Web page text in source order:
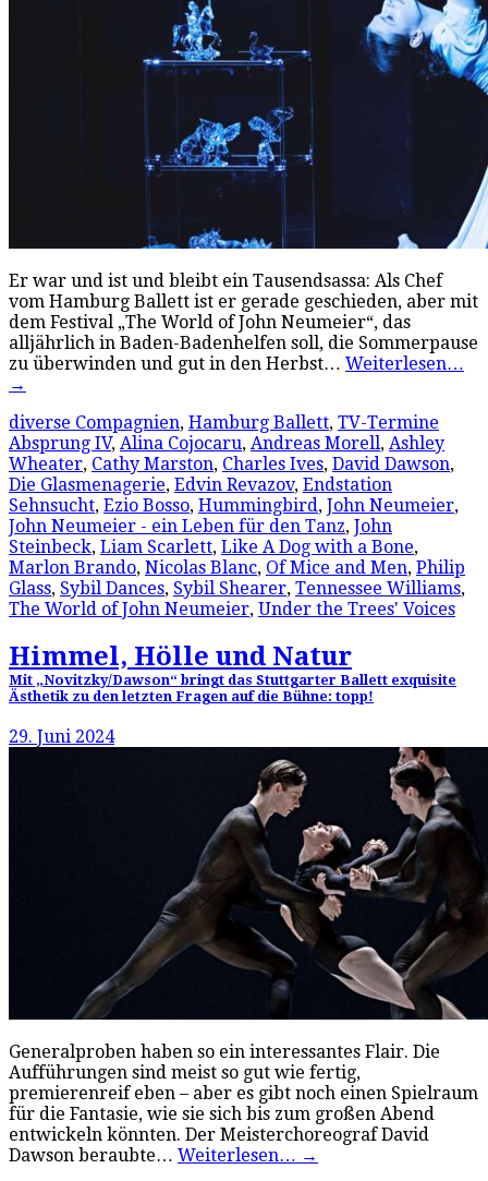
Er war und ist und bleibt ein Tausendsassa: Als Chef
vom Hamburg Ballett ist er gerade geschieden, aber mit
dem Festival „The World of John Neumeier“, das
alljährlich in Baden-Badenhelfen soll, die Sommerpause
zu überwinden und gut in den Herbst… Weiterlesen…
→
diverse Compagnien, Hamburg Ballett, TV-Termine
Absprung IV, Alina Cojocaru, Andreas Morell, Ashley
Wheater, Cathy Marston, Charles Ives, David Dawson,
Die Glasmenagerie, Edvin Revazov, Endstation
Sehnsucht, Ezio Bosso, Hummingbird, John Neumeier,
John Neumeier - ein Leben für den Tanz, John
Steinbeck, Liam Scarlett, Like A Dog with a Bone,
Marlon Brando, Nicolas Blanc, Of Mice and Men, Philip
Glass, Sybil Dances, Sybil Shearer, Tennessee Williams,
The World of John Neumeier, Under the Trees' Voices
Himmel, Hölle und Natur
Mit „Novitzky/Dawson“ bringt das Stuttgarter Ballett exquisite
Ästhetik zu den letzten Fragen auf die Bühne: topp!
29. Juni 2024
Generalproben haben so ein interessantes Flair. Die
Aufführungen sind meist so gut wie fertig,
premierenreif eben – aber es gibt noch einen Spielraum
für die Fantasie, wie sie sich bis zum großen Abend
entwickeln könnten. Der Meisterchoreograf David
Dawson beraubte… Weiterlesen… →